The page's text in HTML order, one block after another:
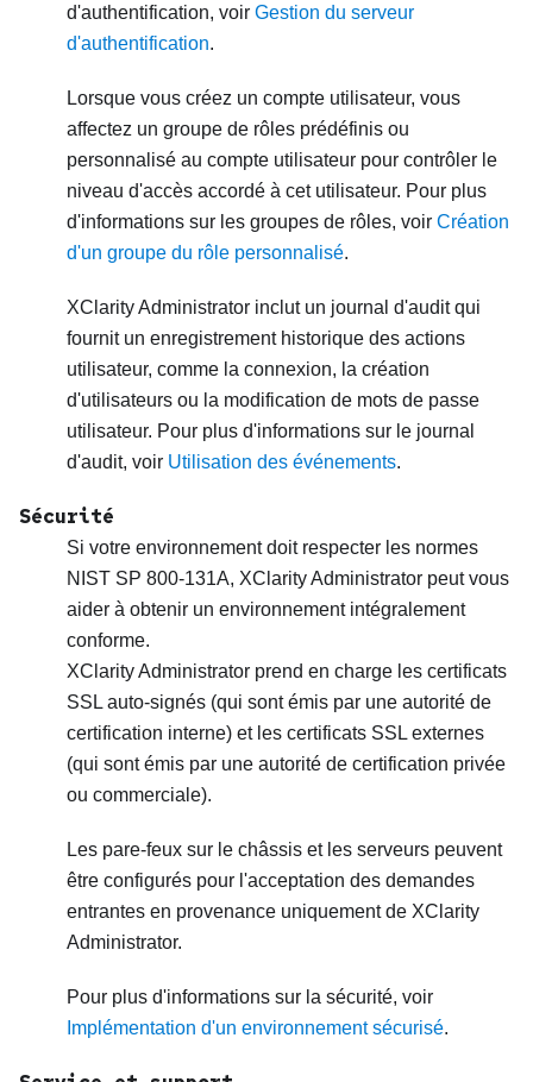
d'authentification, voir Gestion du serveur
d'authentification.
Lorsque vous créez un compte utilisateur, vous
affectez un groupe de rôles prédéfinis ou
personnalisé au compte utilisateur pour contrôler le
niveau d'accès accordé à cet utilisateur. Pour plus
d'informations sur les groupes de rôles, voir Création
d'un groupe du rôle personnalisé.
XClarity Administrator inclut un journal d'audit qui
fournit un enregistrement historique des actions
utilisateur, comme la connexion, la création
d'utilisateurs ou la modification de mots de passe
utilisateur. Pour plus d'informations sur le journal
d'audit, voir Utilisation des événements.
Sécurité
Si votre environnement doit respecter les normes
NIST SP 800-131A, XClarity Administrator peut vous
aider à obtenir un environnement intégralement
conforme.
XClarity Administrator prend en charge les certificats
SSL auto-signés (qui sont émis par une autorité de
certification interne) et les certificats SSL externes
(qui sont émis par une autorité de certification privée
ou commerciale).
Les pare-feux sur le châssis et les serveurs peuvent
être configurés pour l'acceptation des demandes
entrantes en provenance uniquement de XClarity
Administrator.
Pour plus d'informations sur la sécurité, voir
Implémentation d'un environnement sécurisé.